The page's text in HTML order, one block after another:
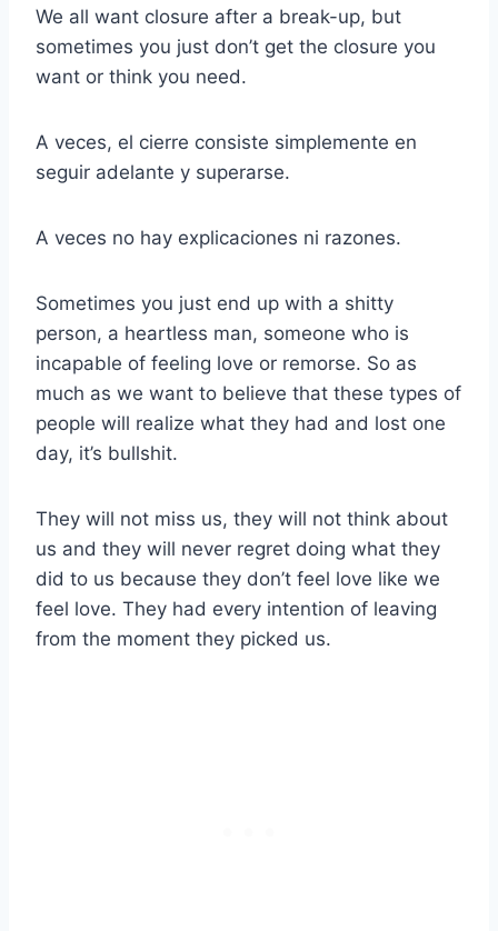
We all want closure after a break-up, but
sometimes you just don’t get the closure you
want or think you need.
A veces, el cierre consiste simplemente en
seguir adelante y superarse.
A veces no hay explicaciones ni razones.
Sometimes you just end up with a shitty
person, a heartless man, someone who is
incapable of feeling love or remorse. So as
much as we want to believe that these types of
people will realize what they had and lost one
day, it’s bullshit.
They will not miss us, they will not think about
us and they will never regret doing what they
did to us because they don’t feel love like we
feel love. They had every intention of leaving
from the moment they picked us.